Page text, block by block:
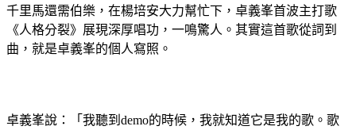
千里馬還需伯樂，在楊培安大力幫忙下，卓義峯首波主打歌
《人格分裂》展現深厚唱功，一鳴驚人。其實這首歌從詞到
曲，就是卓義峯的個人寫照。
卓義峯說：「我聽到demo的時候，我就知道它是我的歌。歌